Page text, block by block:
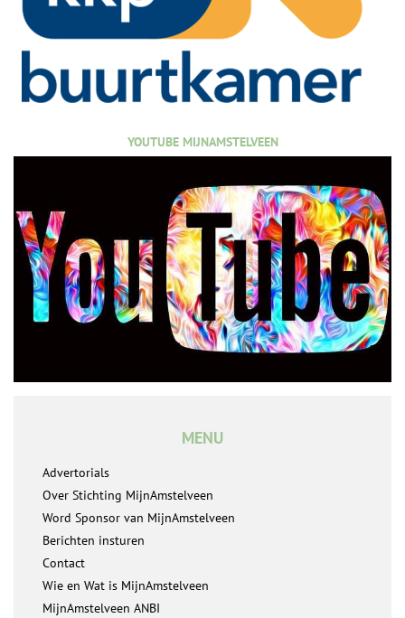
YOUTUBE MIJNAMSTELVEEN
MENU
Advertorials
Over Stichting MijnAmstelveen
Word Sponsor van MijnAmstelveen
Berichten insturen
Contact
Wie en Wat is MijnAmstelveen
MijnAmstelveen ANBI